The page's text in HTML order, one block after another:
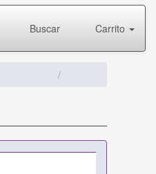
Buscar Carrito